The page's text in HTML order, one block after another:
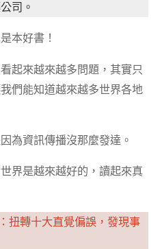
司。
本好書！
起來越來越多問題，其實只
們能知道越來越多世界各地
為資訊傳播沒那麼發達。
界是越來越好的，讀起來真
扭轉十大直覺偏誤，發現事